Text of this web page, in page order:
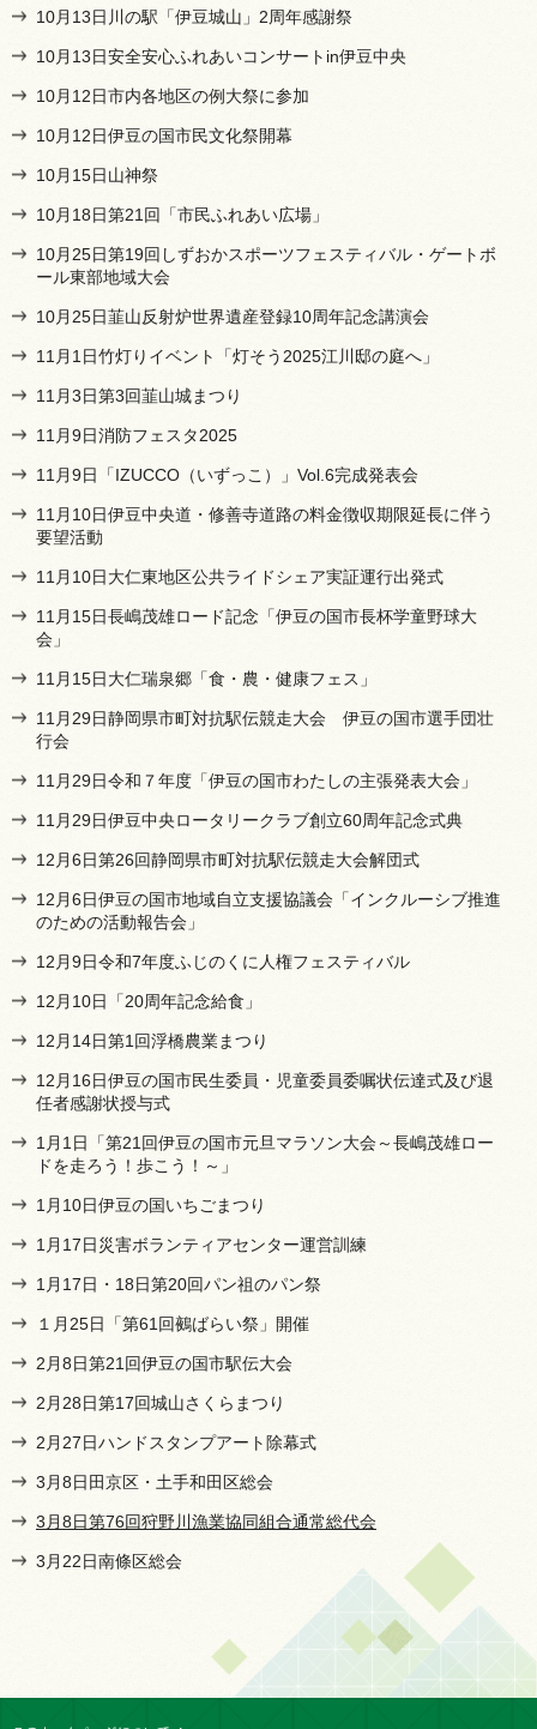
10月13日川の駅「伊豆城山」2周年感謝祭
10月13日安全安心ふれあいコンサートin伊豆中央
10月12日市内各地区の例大祭に参加
10月12日伊豆の国市民文化祭開幕
10月15日山神祭
10月18日第21回「市民ふれあい広場」
10月25日第19回しずおかスポーツフェスティバル・ゲートボ
ール東部地域大会
10月25日韮山反射炉世界遺産登録10周年記念講演会
11月1日竹灯りイベント「灯そう2025江川邸の庭へ」
11月3日第3回韮山城まつり
11月9日消防フェスタ2025
11月9日「IZUCCO（いずっこ）」Vol.6完成発表会
11月10日伊豆中央道・修善寺道路の料金徴収期限延長に伴う
要望活動
11月10日大仁東地区公共ライドシェア実証運行出発式
11月15日長嶋茂雄ロード記念「伊豆の国市長杯学童野球大
会」
11月15日大仁瑞泉郷「食・農・健康フェス」
11月29日静岡県市町対抗駅伝競走大会 伊豆の国市選手団壮
行会
11月29日令和７年度「伊豆の国市わたしの主張発表大会」
11月29日伊豆中央ロータリークラブ創立60周年記念式典
12月6日第26回静岡県市町対抗駅伝競走大会解団式
12月6日伊豆の国市地域自立支援協議会「インクルーシブ推進
のための活動報告会」
12月9日令和7年度ふじのくに人権フェスティバル
12月10日「20周年記念給食」
12月14日第1回浮橋農業まつり
12月16日伊豆の国市民生委員・児童委員委嘱状伝達式及び退
任者感謝状授与式
1月1日「第21回伊豆の国市元旦マラソン大会～長嶋茂雄ロー
ドを走ろう！歩こう！～」
1月10日伊豆の国いちごまつり
1月17日災害ボランティアセンター運営訓練
1月17日・18日第20回パン祖のパン祭
１月25日「第61回鵺ばらい祭」開催
2月8日第21回伊豆の国市駅伝大会
2月28日第17回城山さくらまつり
2月27日ハンドスタンプアート除幕式
3月8日田京区・土手和田区総会
3月8日第76回狩野川漁業協同組合通常総代会
3月22日南條区総会